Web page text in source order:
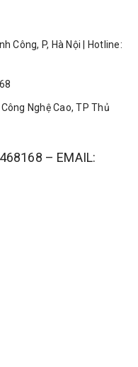
Công, P, Hà Nội | Hotline:
Nghệ Cao, TP Thủ
– EMAIL: